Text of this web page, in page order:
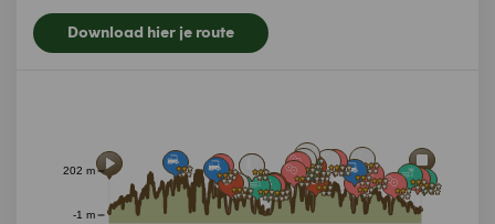
-1 m
202 m
Download hier je route